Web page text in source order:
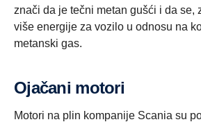
znači da je tečni metan gušći i da se,
više energije za vozilo u odnosu na
metanski gas.
Ojačani motori
Motori na plin kompanije Scania su